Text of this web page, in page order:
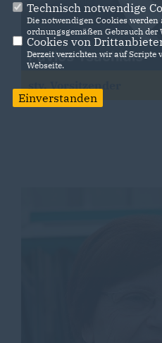
Pavlos Tsachidis
stv. Vorsitzender
Technisch notwendige
Die notwendigen Cookies
ordnungsgemäßen Gebrauch der
Cookies von
Derzeit verzichten wir auf Scripte
Webseite.
Einverstanden